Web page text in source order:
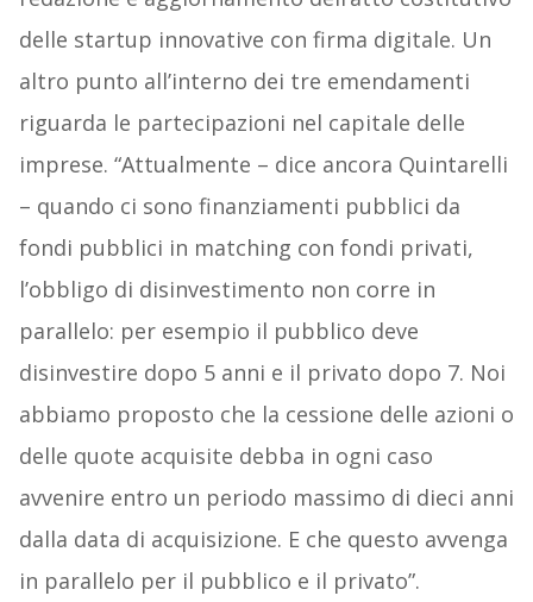
delle startup innovative con firma digitale. Un
altro punto all’interno dei tre emendamenti
riguarda le partecipazioni nel capitale delle
imprese. “Attualmente – dice ancora Quintarelli
– quando ci sono finanziamenti pubblici da
fondi pubblici in matching con fondi privati,
l’obbligo di disinvestimento non corre in
parallelo: per esempio il pubblico deve
disinvestire dopo 5 anni e il privato dopo 7. Noi
abbiamo proposto che la cessione delle azioni o
delle quote acquisite debba in ogni caso
avvenire entro un periodo massimo di dieci anni
dalla data di acquisizione. E che questo avvenga
in parallelo per il pubblico e il privato”.